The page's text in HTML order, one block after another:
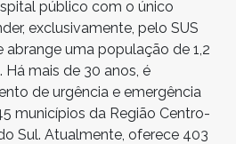
público com o único
exclusivamente, pelo SUS
abrange uma população de 1,2
mais de 30 anos, é
de urgência e emergência
municípios da Região Centro-
Sul. Atualmente, oferece 403